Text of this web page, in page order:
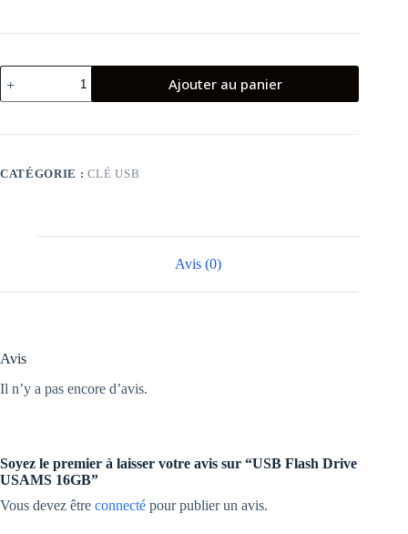
quantité
de
USB
Drive
16GB
Ajouter au panier
CATÉGORIE : CLÉ USB
Avis (0)
Avis
Il n’y a pas encore d’avis.
Soyez le premier à laisser votre avis sur “USB Flash Drive
USAMS 16GB”
Vous devez être connecté pour publier un avis.